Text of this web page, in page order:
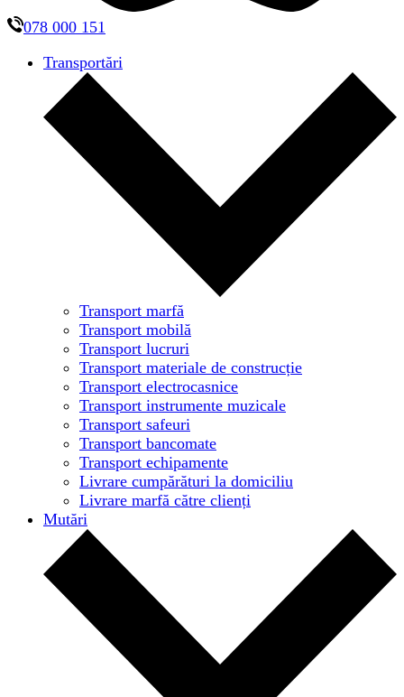
078 000 151
Transportări
Transport marfă
Transport mobilă
Transport lucruri
Transport materiale de construcție
Transport electrocasnice
Transport instrumente muzicale
Transport safeuri
Transport bancomate
Transport echipamente
Livrare cumpărături la domiciliu
Livrare marfă către clienți
Mutări